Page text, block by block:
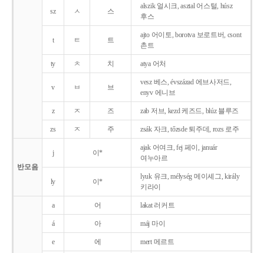
sz ㅅ 스
alszik 얼시크, asztal 어스털, húsz
후스
t ㅌ 트
ajto 어이토, borotva 보로트버, csont
촌트
ty ㅊ 치 atya 어처
v ㅂ 브
vesz 베스, évszázad 에브사저드,
enyv 에니브
z ㅈ 즈 zab 저브, kezd 케즈드, blúz 블루즈
zs ㅈ 주 zsák 자크, tőzsde 퇴주데, rozs 로주
반모음
j 이*
ajak 어여크, fej 페이, január
여누아르
ly 이*
lyuk 유크, mélység 메이셰그, király
키라이
a 어 lakat 러커트
á 아 máj 마이
e 에 mert 메르트